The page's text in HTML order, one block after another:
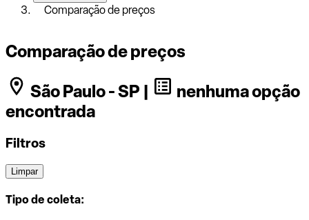
Comparação de preços
Comparação de preços
São Paulo - SP |
nenhuma opção
encontrada
Filtros
Limpar
Tipo de coleta: